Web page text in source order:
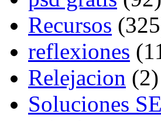
Recursos
reflexiones
Relejacion (2)
Soluciones